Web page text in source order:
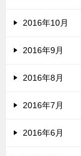
2016年10月
2016年9月
2016年8月
2016年7月
2016年6月